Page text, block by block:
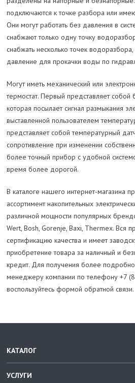
подключаются к точке разбора или
Они могут работать без давления в
снабжают только одну точку
снабжать несколько точек
давление для прокачки воды по
Могут иметь механический или
термостат. Первый представляет собой
которая посылает сигнал размыкания
выставленной пользователем
представляет собой температурный
сопротивление при изменении
более точный прибор с удобной
время более дорогой.
В каталоге нашего интернет-магазина
ассортимент накопительных
различной мощности популярных
Wert, Bosh, Gorenje, Baxi, Thermex. Вся
сертификацию качества и имеет
приобретение товара за наличный и
кредит. Для получения более
менеджеру компании по телефону +7
воспользуйтесь формой обратной связи.
КАТАЛОГ
УСЛУГИ